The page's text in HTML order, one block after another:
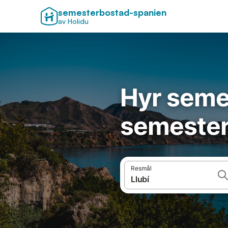
semesterbostad-spanien
av Holidu
Hyr
Resmål